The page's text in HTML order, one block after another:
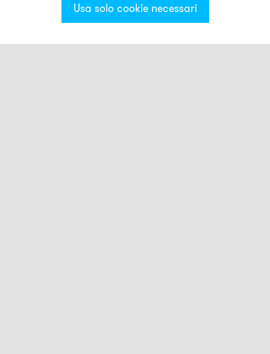
Categorie & Filter
Usa solo cookie necessari